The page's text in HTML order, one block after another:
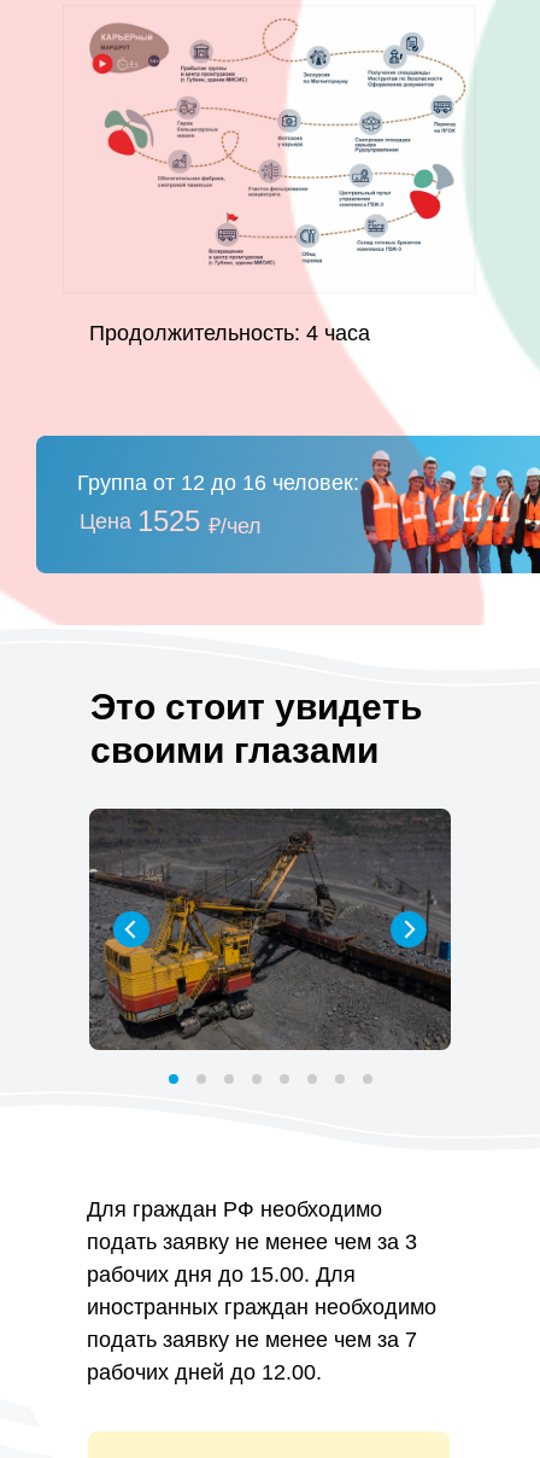
Цена 4000 ₽
Цена 1525 ₽/чел
Продолжительность: 4 часа
Группа от 12 до 16 человек:
Группа до 2 человек
Это стоит увидеть
своими глазами
Для граждан РФ необходимо
подать заявку не менее чем за 3
рабочих дня до 15.00. Для
иностранных граждан необходимо
подать заявку не менее чем за 7
рабочих дней до 12.00.